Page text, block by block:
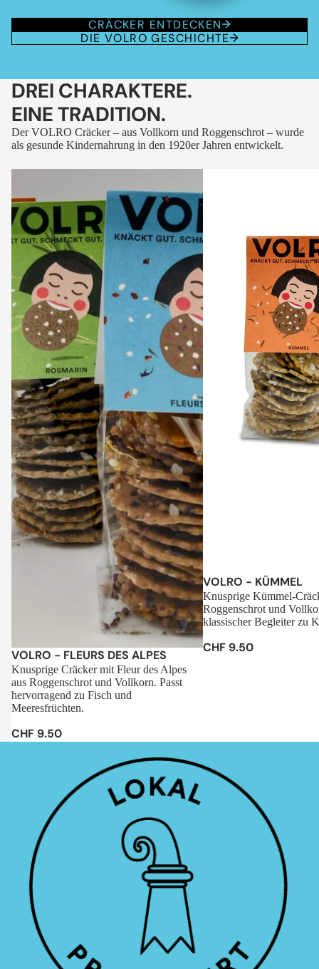
CRÄCKER ENTDECKEN
DIE VOLRO GESCHICHTE
DREI CHARAKTERE.
EINE TRADITION.
Der VOLRO Cräcker – aus Vollkorn und Roggenschrot – wurde
als gesunde Kindernahrung in den 1920er Jahren entwickelt.
FLEURS
DES
ALPES
Sale
VOLRO - FLEURS DES ALPES
Knusprige Cräcker mit Fleur des Alpes
aus Roggenschrot und Vollkorn. Passt
hervorragend zu Fisch und
Meeresfrüchten.
CHF 9.50
KÜMMEL
Sale
VOLRO - KÜMMEL
Knusprige Kümmel-
Roggenschrot und
klassischer Begleiter zu
CHF 9.50